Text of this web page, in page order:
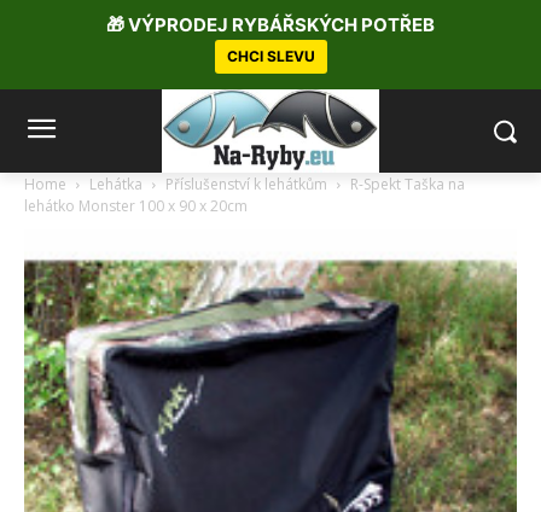
Home Lehátka Příslušenství k lehátkům
R-Spekt Taška na
lehátko Monster 100 x 90 x 20cm
🎁 VÝPRODEJ RYBÁŘSKÝCH POTŘEB
CHCI SLEVU